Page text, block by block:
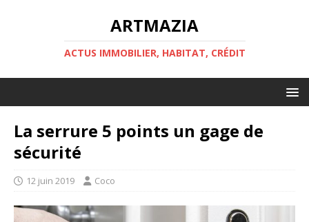
ARTMAZIA
ACTUS IMMOBILIER, HABITAT, CRÉDIT
La serrure 5 points un gage de
sécurité
12 juin 2019 Coco